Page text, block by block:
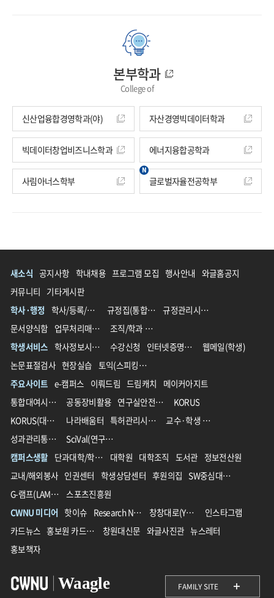
본부학과
College of
신산업융합경영학과(야) 자산경영빅데이터학과
빅데이터창업비즈니스학과 에너지융합공학과
사림아너스학부 글로벌자율전공학부
새소식 공지사항 학내채용 프로그램 모집 행사안내 와글홈공지
커뮤니티 기타게시판
학사·행정
학사/등록/장학 규정집(통합 전)
규정관리시스템(통합 후)
문서양식함
업무처리매뉴얼
조직/학과 영문명 가이드
학생서비스
학사정보시스템 수강신청 인터넷증명발급
웹메일(학생)
논문표절검사 현장실습
토익(스피킹)할인
주요사이트 e-캠퍼스 이뤄드림 드림캐치
메이커아지트
통합대여시스템
공동장비활용 연구실안전관리
KORUS
KORUS(대외서비스)
나라배움터 특허관리시스템
교수·학생 교육지원 통합플랫폼
성과관리통합시스템(IPMS)
SciVal(연구성과분석솔루션)
캠퍼스생활
단과대학/학과/학부 대학원 대학조직 도서관 정보전산원
교내/해외봉사 인권센터 학생상담센터 후원의집
SW중심대학사업단
G-램프(LAMP)사업단
스포츠진흥원
CWNU 미디어 핫이슈 Research News 창창대로(YouTube)
인스타그램
카드뉴스
홍보원 카드뉴스 창원대신문 와글사진관 뉴스레터
홍보책자
Waagle FAMILY SITE